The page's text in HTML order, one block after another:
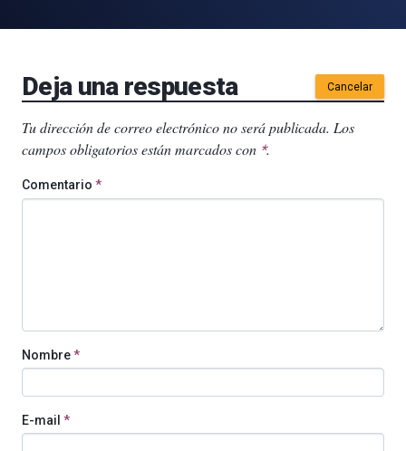
Deja una respuesta Cancelar
Tu dirección de correo electrónico no será publicada. Los
campos obligatorios están marcados con *.
Comentario *
Nombre*
E-mail *